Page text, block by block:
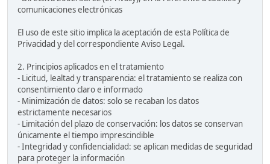
comunicaciones electrónicas
El uso de este sitio implica la aceptación de esta Política de
Privacidad y del correspondiente Aviso Legal.
2. Principios aplicados en el tratamiento
- Licitud, lealtad y transparencia: el tratamiento se realiza con
consentimiento claro e informado
- Minimización de datos: solo se recaban los datos
estrictamente necesarios
- Limitación del plazo de conservación: los datos se conservan
únicamente el tiempo imprescindible
- Integridad y confidencialidad: se aplican medidas de seguridad
para proteger la información